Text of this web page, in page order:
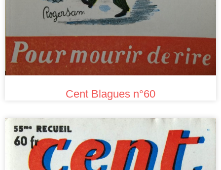
Cent Blagues n°60